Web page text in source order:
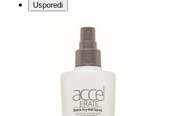
Usporedi